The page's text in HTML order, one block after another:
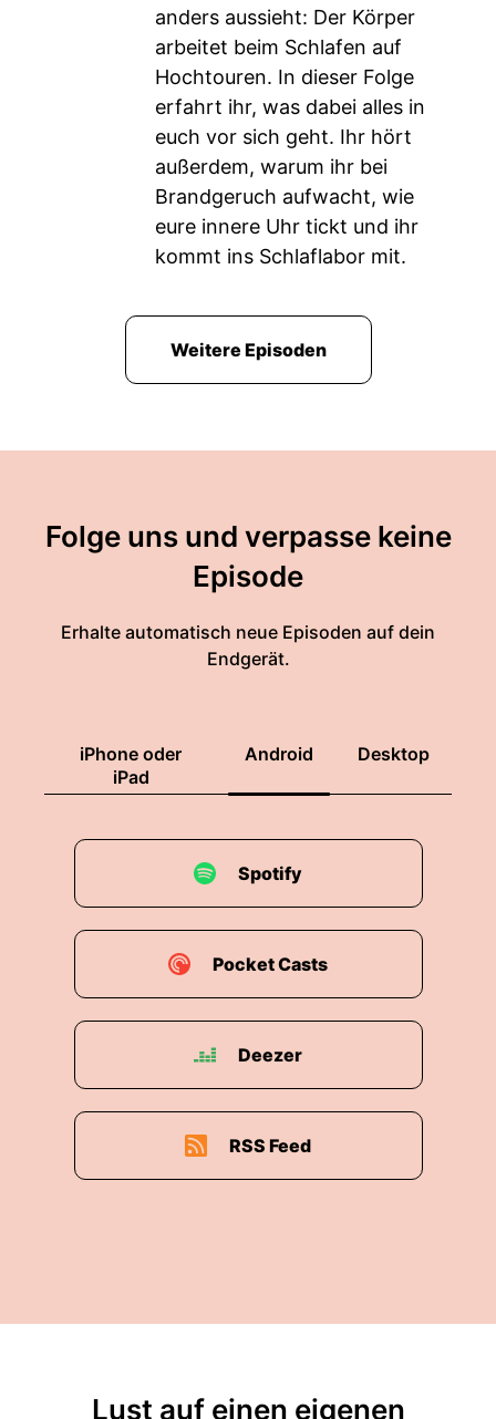
anders aussieht: Der Körper
arbeitet beim Schlafen auf
Hochtouren. In dieser Folge
erfahrt ihr, was dabei alles in
euch vor sich geht. Ihr hört
außerdem, warum ihr bei
Brandgeruch aufwacht, wie
eure innere Uhr tickt und ihr
kommt ins Schlaflabor mit.
Weitere Episoden
Folge uns und verpasse keine
Episode
Erhalte automatisch neue Episoden auf dein
Endgerät.
iPhone oder
iPad
Android Desktop
Spotify
Pocket Casts
Deezer
RSS Feed
Lust auf einen eigenen